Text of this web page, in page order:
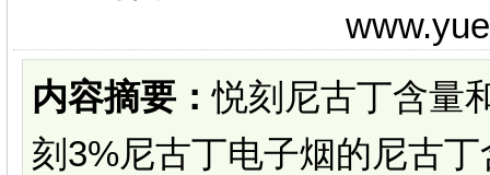
内容摘要：悦刻尼古丁含量
刻3%尼古丁电子烟的尼古